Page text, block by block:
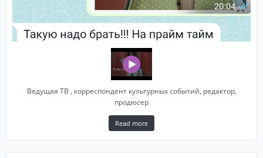
Ведущая ТВ , корреспондент культурных событий, редактор,
продюсер
Read more